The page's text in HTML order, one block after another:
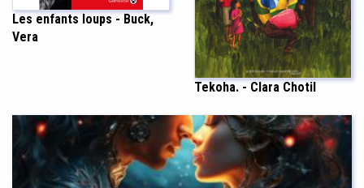
Les enfants loups - Buck,
Vera
Tekoha. - Clara Chotil